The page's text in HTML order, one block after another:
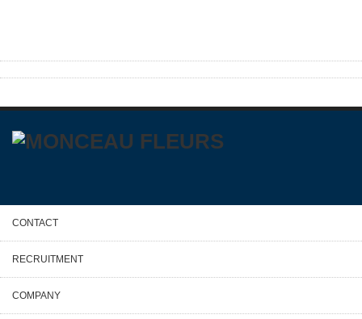
CONTACT
RECRUITMENT
COMPANY